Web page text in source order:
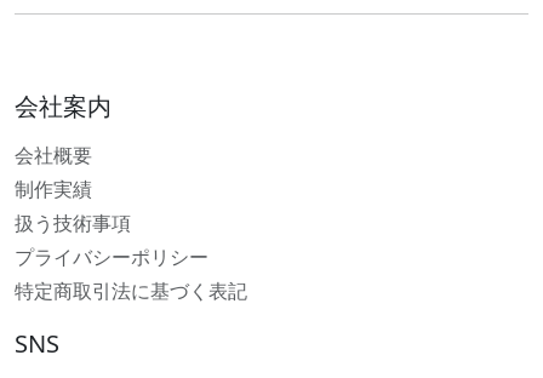
会社案内
会社概要
制作実績
扱う技術事項
プライバシーポリシー
特定商取引法に基づく表記
SNS